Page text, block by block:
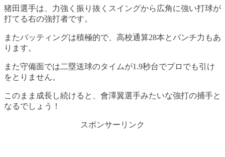
猪田選手は、力強く振り抜くスイングから広角に強い打球が
打てる右の強打者です。
またバッティングは積極的で、高校通算28本とパンチ力もあ
ります。
また守備面では二塁送球のタイムが1.9秒台でプロでも引け
をとりません。
このまま成長し続けると、會澤翼選手みたいな強打の捕手と
なるでしょう！
スポンサーリンク